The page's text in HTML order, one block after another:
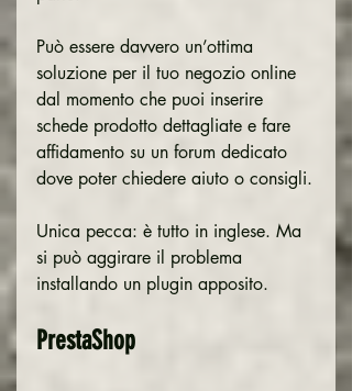
Può essere davvero un’ottima
soluzione per il tuo negozio online
dal momento che puoi inserire
schede prodotto dettagliate e fare
affidamento su un forum dedicato
dove poter chiedere aiuto o consigli.
Unica pecca: è tutto in inglese. Ma
si può aggirare il problema
installando un plugin apposito.
PrestaShop